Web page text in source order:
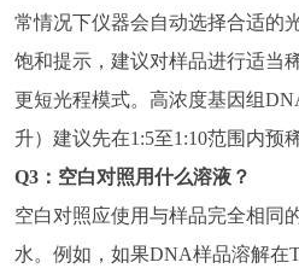
常情况下仪器会自动选择合适的
饱和提示，建议对样品进行适当
更短光程模式。高浓度基因组
升）建议先在1:5至1:10范围内预
Q3：空白对照用什么溶液？
空白对照应使用与样品完全相同
水。例如，如果DNA样品溶解在